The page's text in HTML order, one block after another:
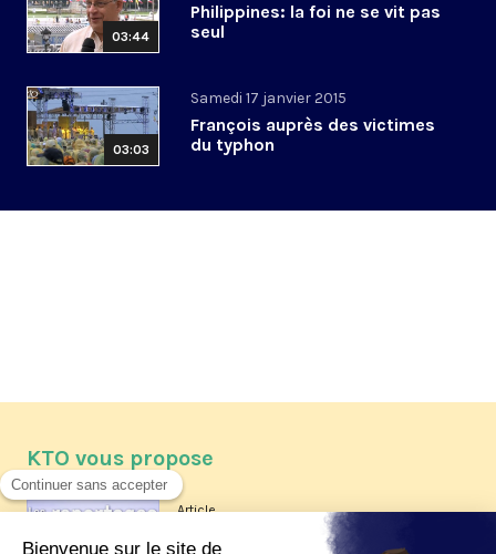
03:44
Philippines: la foi ne se vit pas
seul
03:03
Samedi 17 janvier 2015
François auprès des victimes
du typhon
KTO vous propose
Article
Les reportages d'été 2026 de KTO